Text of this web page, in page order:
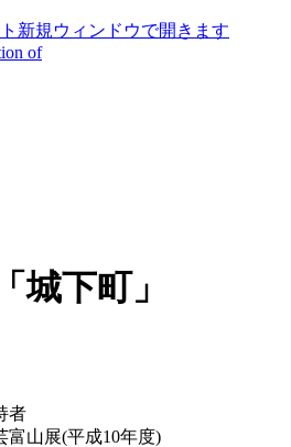
新規ウィンドウで開きます
of
城下町」
者
富山展(平成10年度)